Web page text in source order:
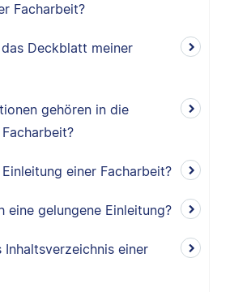
Facharbeit?
Deckblatt meiner
gehören in die
einer Facharbeit?
eine gelungene Einleitung?
Inhaltsverzeichnis einer